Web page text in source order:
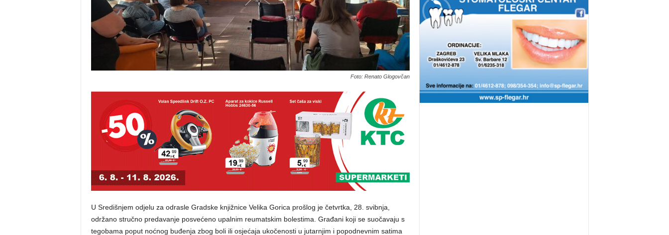
Foto: Renato Glogovčan
U Središnjem odjelu za odrasle Gradske knjižnice Velika Gorica prošlog je četvrtka, 28. svibnja,
održano stručno predavanje posvećeno upalnim reumatskim bolestima. Građani koji se suočavaju s
tegobama poput noćnog buđenja zbog boli ili osjećaja ukočenosti u jutarnjim i popodnevnim satima